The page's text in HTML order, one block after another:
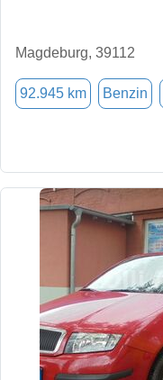
Magdeburg, 39112
92.945 km Benzin